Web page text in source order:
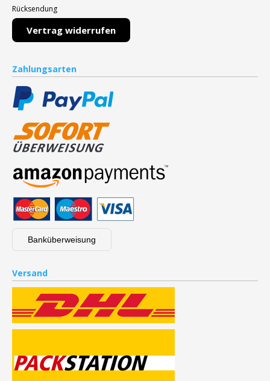
Rücksendung
Vertrag widerrufen
Zahlungsarten
Banküberweisung
Versand